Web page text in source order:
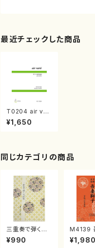
最近チェックした商品
T0204 air vari
e（ピアノソロ/田
中吉史/楽譜）
¥1,650
同じカテゴリの商品
三重奏で弾く名
曲集 クリスマ
スメドレー( 箏
¥990
M4139
子《箏曲
（箏/宮城
¥1,980